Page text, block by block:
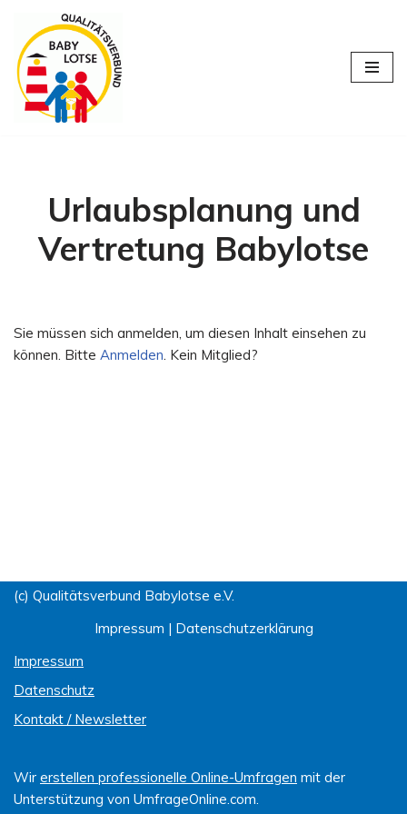
Zum
Inhalt
springen
Urlaubsplanung und
Vertretung Babylotse
Sie müssen sich anmelden, um diesen Inhalt einsehen zu
können. Bitte Anmelden. Kein Mitglied?
(c) Qualitätsverbund Babylotse e.V.
Impressum | Datenschutzerklärung
Impressum
Datenschutz
Kontakt / Newsletter
Wir erstellen professionelle Online-Umfragen mit der
Unterstützung von UmfrageOnline.com.